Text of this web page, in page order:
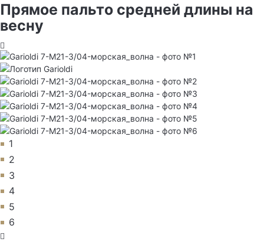
Прямое пальто средней длины на
весну
1
2
3
4
5
6